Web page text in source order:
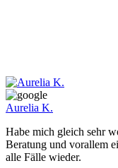
Aurelia K.
Habe mich gleich sehr
Beratung und vorallem
alle Fälle wieder.